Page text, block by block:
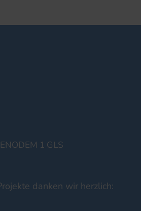
1 GLS
danken wir herzlich: